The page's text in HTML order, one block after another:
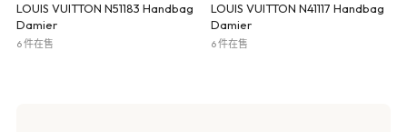
LOUIS VUITTON N51183 Handbag
Damier
6 件在售
LOUIS VUITTON N41117 Handbag
Damier
6 件在售